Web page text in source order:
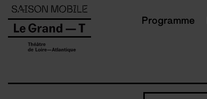
Programme
Panneau de gestion des cookies